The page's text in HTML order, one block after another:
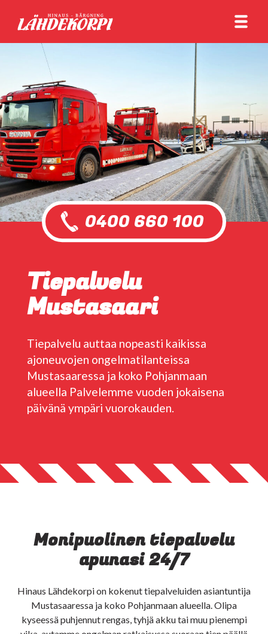
Tiepalvelu
Mustasaari
Tiepalvelu auttaa nopeasti kaikissa
ajoneuvojen ongelmatilanteissa
Mustasaaressa ja koko Pohjanmaan
alueella Palvelemme vuoden jokaisena
päivänä ympäri vuorokauden.
0400 660 100
Monipuolinen tiepalvelu
apunasi 24/7
Hinaus Lähdekorpi on kokenut tiepalveluiden asiantuntija
Mustasaaressa ja koko Pohjanmaan alueella. Olipa
kyseessä puhjennut rengas, tyhjä akku tai muu pienempi